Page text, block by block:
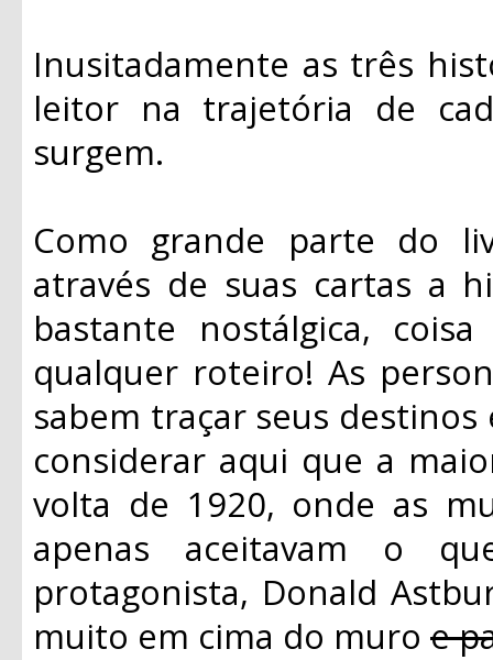
Inusitadamente as três
leitor na trajetória de
surgem.
Como grande parte do
através de suas cartas a
bastante nostálgica,
qualquer roteiro! As
sabem traçar seus destinos
considerar aqui que a
volta de 1920, onde as
apenas aceitavam o
protagonista, Donald
muito em cima do muro e